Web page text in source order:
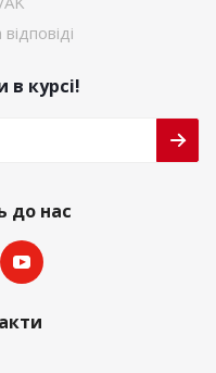
курсі!
до нас